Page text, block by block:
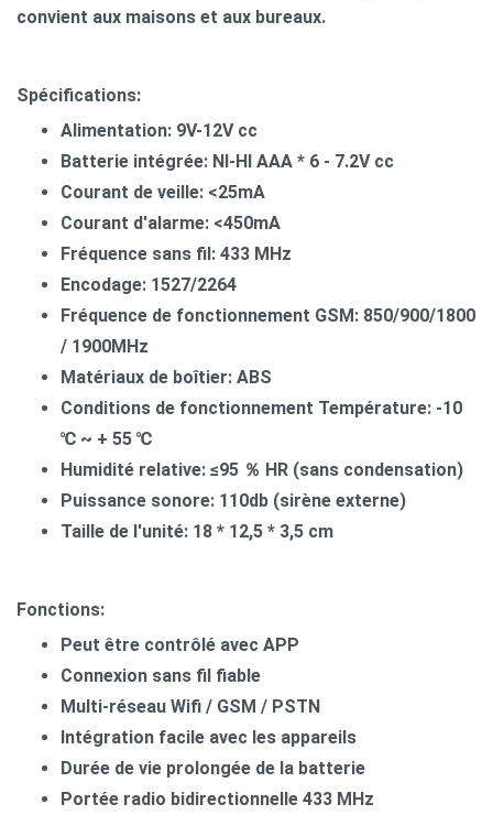
convient aux maisons et aux bureaux.
Spécifications:
Alimentation: 9V-12V cc
Batterie intégrée: NI-HI AAA * 6 - 7.2V cc
Courant de veille: <25mA
Courant d'alarme: <450mA
Fréquence sans fil: 433 MHz
Encodage: 1527/2264
Fréquence de fonctionnement GSM: 850/900/1800
/ 1900MHz
Matériaux de boîtier: ABS
Conditions de fonctionnement Température: -10
℃ ~ + 55 ℃
Humidité relative: ≤95 ％ HR (sans condensation)
Puissance sonore: 110db (sirène externe)
Taille de l'unité: 18 * 12,5 * 3,5 cm
Fonctions:
Peut être contrôlé avec APP
Connexion sans fil fiable
Multi-réseau Wifi / GSM / PSTN
Intégration facile avec les appareils
Durée de vie prolongée de la batterie
Portée radio bidirectionnelle 433 MHz